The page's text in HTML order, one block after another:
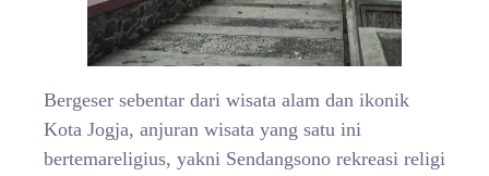
Bergeser sebentar dari wisata alam dan ikonik
Kota Jogja, anjuran wisata yang satu ini
bertemareligius, yakni Sendangsono rekreasi religi